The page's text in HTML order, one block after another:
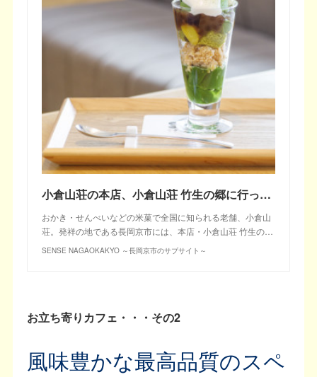
小倉山荘の本店、小倉山荘 竹生の郷に行ってみた！
おかき・せんべいなどの米菓で全国に知られる老舗、小倉山
荘。発祥の地である長岡京市には、本店・小倉山荘 竹生の…
SENSE NAGAOKAKYO ～長岡京市のサブサイト～
お立ち寄りカフェ・・・その2
風味豊かな最高品質のスペ